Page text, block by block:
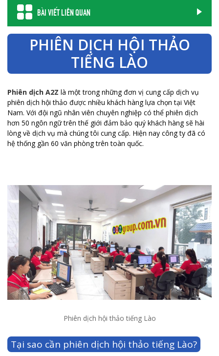
BÀI VIẾT LIÊN QUAN
PHIÊN DỊCH HỘI THẢO
TIẾNG LÀO
Phiên dịch A2Z là một trong những đơn vị cung cấp dịch vụ
phiên dịch hội thảo được nhiều khách hàng lựa chọn tại Việt
Nam. Với đội ngũ nhân viên chuyên nghiệp có thể phiên dịch
hơn 50 ngôn ngữ trên thế giới đảm bảo quý khách hàng sẽ hài
lòng về dịch vụ mà chúng tôi cung cấp. Hiện nay công ty đã có
hệ thống gần 60 văn phòng trên toàn quốc.
Phiên dịch hội thảo tiếng Lào
Tại sao cần phiên dịch hội thảo tiếng Lào?